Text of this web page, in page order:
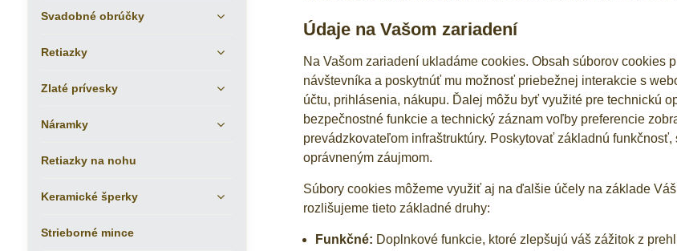
Údaje na Vašom zariadení
Na Vašom zariadení ukladáme cookies. Obsah súborov cookies
návštevníka a poskytnúť mu možnosť priebežnej interakcie s
účtu, prihlásenia, nákupu. Ďalej môžu byť využité pre technickú
bezpečnostné funkcie a technický záznam voľby preferencie
prevádzkovateľom infraštruktúry. Poskytovať základnú
oprávneným záujmom.
Súbory cookies môžeme využiť aj na ďalšie účely na základe
rozlišujeme tieto základné druhy:
Funkčné: Doplnkové funkcie, ktoré zlepšujú váš zážitok z
Svadobné obrúčky
Retiazky
Zlaté prívesky
Náramky
Retiazky na nohu
Keramické šperky
Strieborné mince